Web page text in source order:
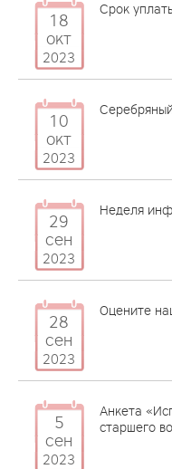
18
окт
2023
Срок
10
окт
2023
29
сен
2023
Неделя
28
сен
2023
Оцените
5
сен
2023
Анкета
старшего